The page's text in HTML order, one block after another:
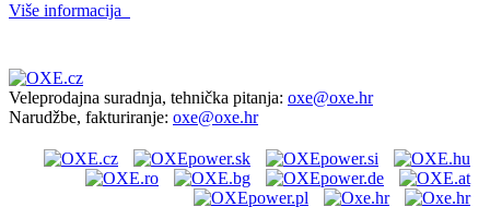
Više informacija
Veleprodajna suradnja, tehnička pitanja: oxe@oxe.hr
Narudžbe, fakturiranje: oxe@oxe.hr